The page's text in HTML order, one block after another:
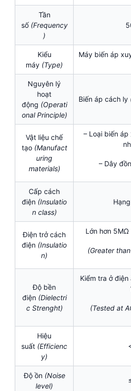
Tần
số (Frequency
)
Kiểu
máy (Type)
Máy biến áp
Nguyên lý
hoạt
động (Operati
onal Principle)
Biến áp cách ly
Vật liệu chế
tạo (Manufact
uring
materials)
– Loại biến
– Dây
Cấp cách
điện (Insulatio
n class)
Điện trở cách
điện (Insulatio
n)
Lớn hơn 5MΩ
(Greater
Độ bền
điện (Dielectri
c Strenght)
Kiểm tra ở
(Tested at
Hiệu
suất (Efficienc
y)
Độ ồn (Noise
level)